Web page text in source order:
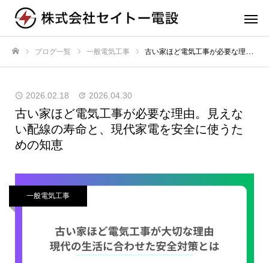
ブログ一覧 一般電気工事 古い家ほど電気工事が必要な理由。見えない配線の寿命と、現代家電を安全に使うための知恵
2026.02.18 2026.04.30
古い家ほど電気工事が必要な理由。見えな
い配線の寿命と、現代家電を安全に使うた
めの知恵
一般電気工事